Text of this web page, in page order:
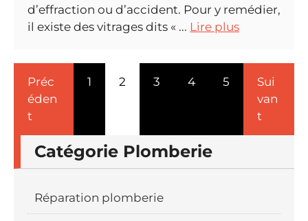
d’effraction ou d’accident. Pour y remédier,
il existe des vitrages dits « ... Lire plus
Préc
éden
t
1 2 3 4 5
Sui
van
t
Catégorie Plomberie
Réparation plomberie